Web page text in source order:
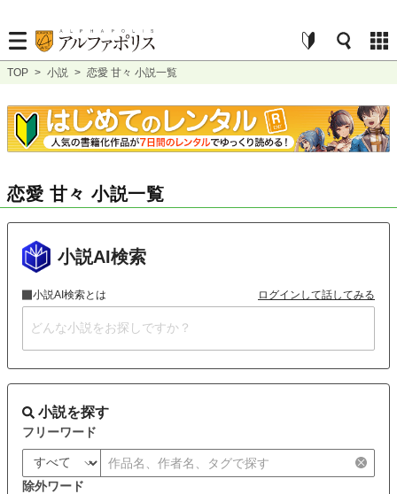
TOP > 小説 > 恋愛 甘々 小説一覧
恋愛 甘々 小説一覧
小説AI検索
小説AI検索とは ログインして話してみる
小説を探す
フリーワード
除外ワード